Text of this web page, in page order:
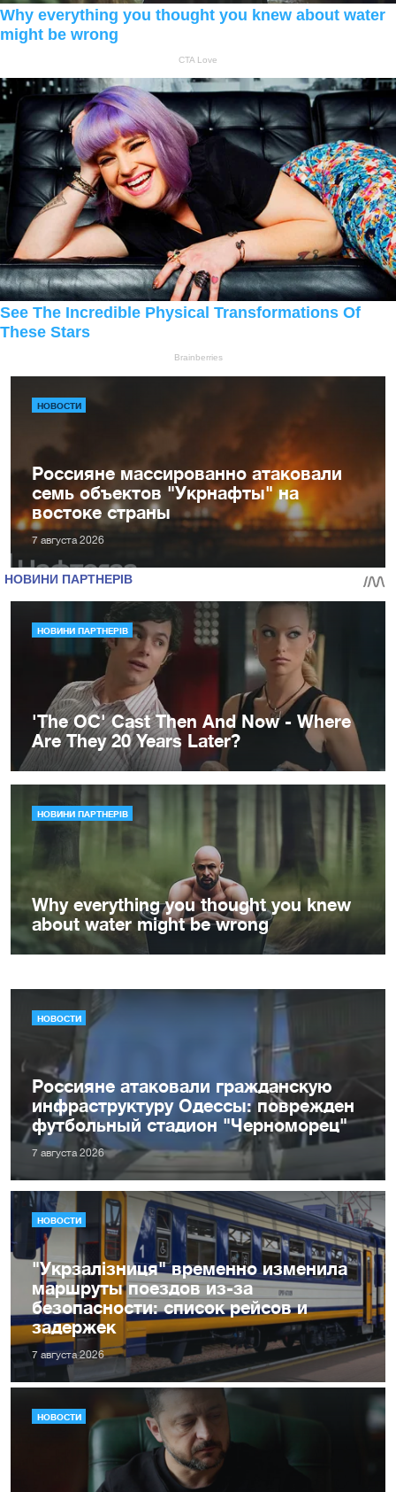
НОВОСТИ
Россияне массированно атаковали
семь объектов "Укрнафты" на
востоке страны
7 августа 2026
НОВОСТИ
Россияне атаковали гражданскую
инфраструктуру Одессы: поврежден
футбольный стадион "Черноморец"
7 августа 2026
НОВОСТИ
"Укрзалізниця" временно изменила
маршруты поездов из-за
безопасности: список рейсов и
задержек
7 августа 2026
НОВОСТИ